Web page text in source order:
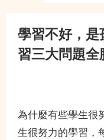
學習不好，是
習三大問題全
為什麼有些學生很
生很努力的學習，